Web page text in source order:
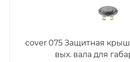
cover 075 Защитная
вых. вала для